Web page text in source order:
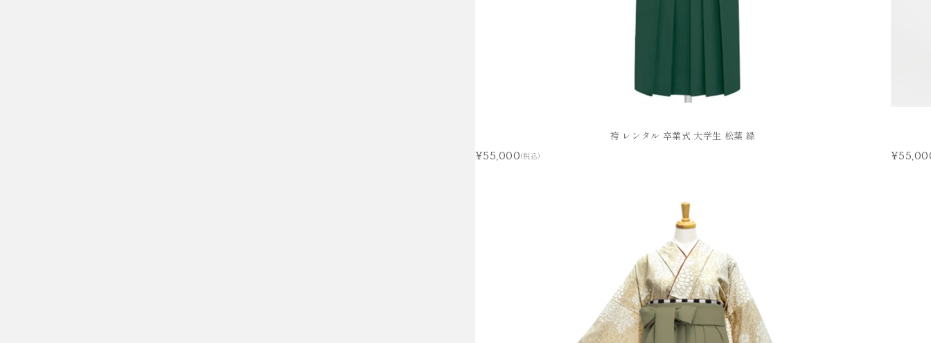
袴 レンタル 卒業式 大学生 松葉 緑
¥55,000(税込)